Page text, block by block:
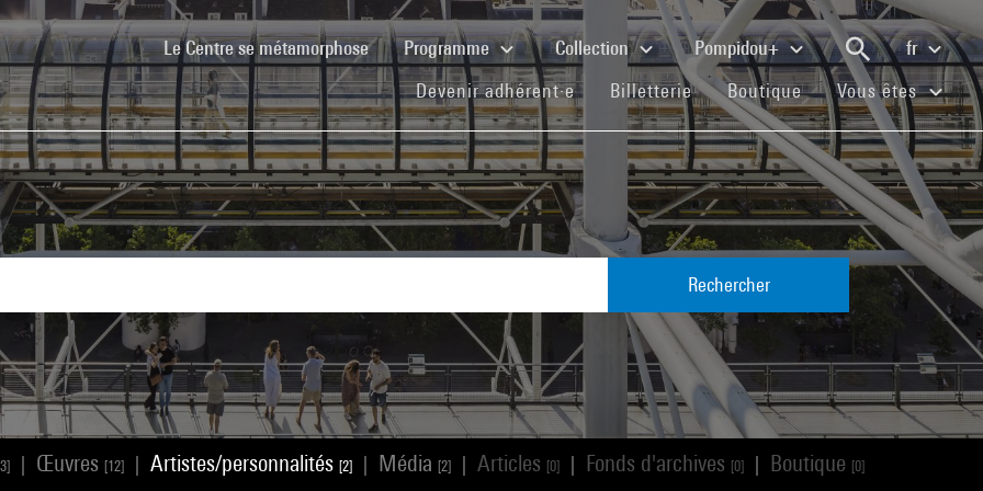
Le Centre se métamorphose(current)Programme Collection Pompidou+
fr
Devenir adhérent·e(current)Billetterie(current)Boutique(current)Vous êtes
Rechercher
Œuvres [12] Artistes/personnalités [2] Média [2] Articles [0] Fonds d'archives [0] Boutique [0]